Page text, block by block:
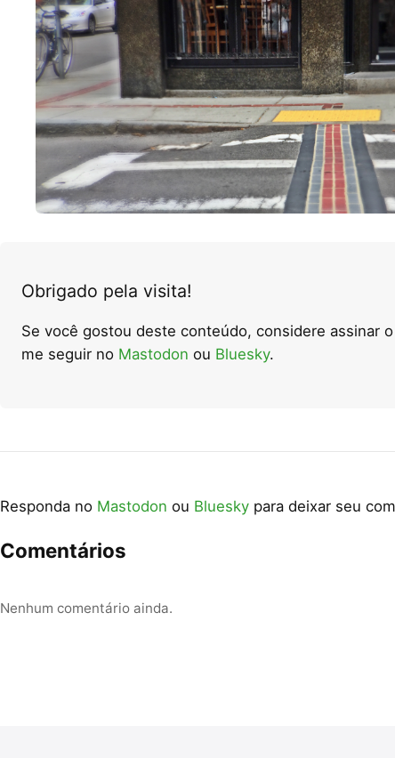
Obrigado pela visita!
Se você gostou deste conteúdo, considere assinar
me seguir no Mastodon ou Bluesky.
Responda no Mastodon ou Bluesky para deixar seu
Comentários
Nenhum comentário ainda.